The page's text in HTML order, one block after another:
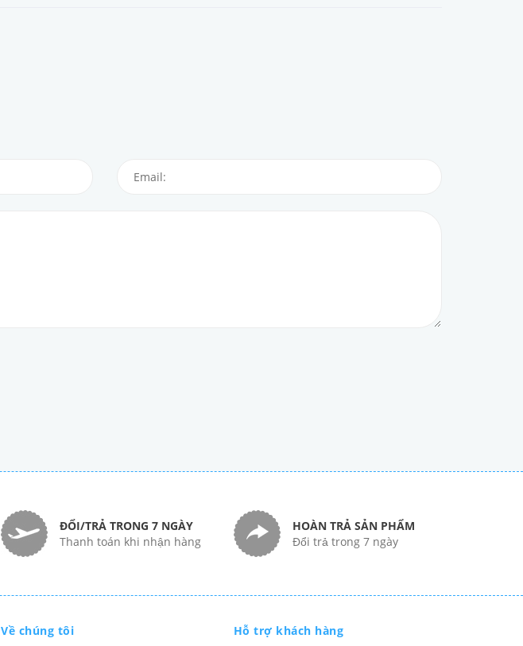
ĐỔI/TRẢ TRONG 7 NGÀY
Thanh toán khi nhận hàng
HOÀN TRẢ SẢN PHẨM
Đổi trả trong 7 ngày
Về chúng tôi Hỗ trợ khách hàng